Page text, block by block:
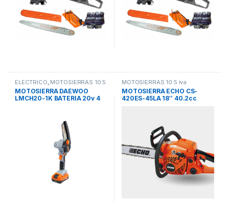
ELECTRICO MOTOSIERRAS 10.5
iva
MOTOSIERRA DAEWOO
LMCH20-1K BATERIA 20v 4
MOTOSIERRAS 10.5 iva
MOTOSIERRA ECHO CS-
420ES-45LA 18″ 40.2cc